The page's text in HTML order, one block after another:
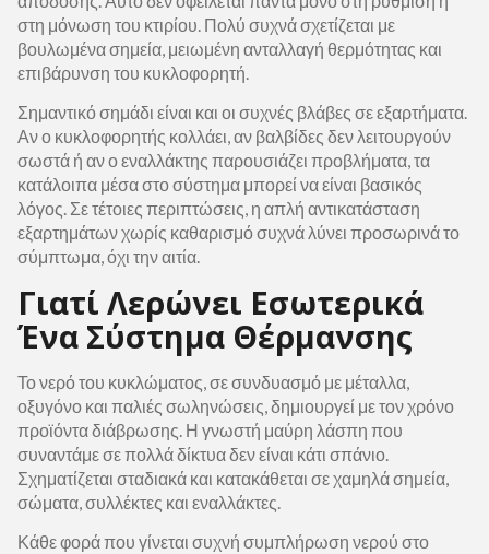
στη μόνωση του κτιρίου. Πολύ συχνά σχετίζεται με
βουλωμένα σημεία, μειωμένη ανταλλαγή θερμότητας και
επιβάρυνση του κυκλοφορητή.
Σημαντικό σημάδι είναι και οι συχνές βλάβες σε εξαρτήματα.
Αν ο κυκλοφορητής κολλάει, αν βαλβίδες δεν λειτουργούν
σωστά ή αν ο εναλλάκτης παρουσιάζει προβλήματα, τα
κατάλοιπα μέσα στο σύστημα μπορεί να είναι βασικός
λόγος. Σε τέτοιες περιπτώσεις, η απλή αντικατάσταση
εξαρτημάτων χωρίς καθαρισμό συχνά λύνει προσωρινά το
σύμπτωμα, όχι την αιτία.
Γιατί Λερώνει Εσωτερικά
Ένα Σύστημα Θέρμανσης
Το νερό του κυκλώματος, σε συνδυασμό με μέταλλα,
οξυγόνο και παλιές σωληνώσεις, δημιουργεί με τον χρόνο
προϊόντα διάβρωσης. Η γνωστή μαύρη λάσπη που
συναντάμε σε πολλά δίκτυα δεν είναι κάτι σπάνιο.
Σχηματίζεται σταδιακά και κατακάθεται σε χαμηλά σημεία,
σώματα, συλλέκτες και εναλλάκτες.
Κάθε φορά που γίνεται συχνή συμπλήρωση νερού στο